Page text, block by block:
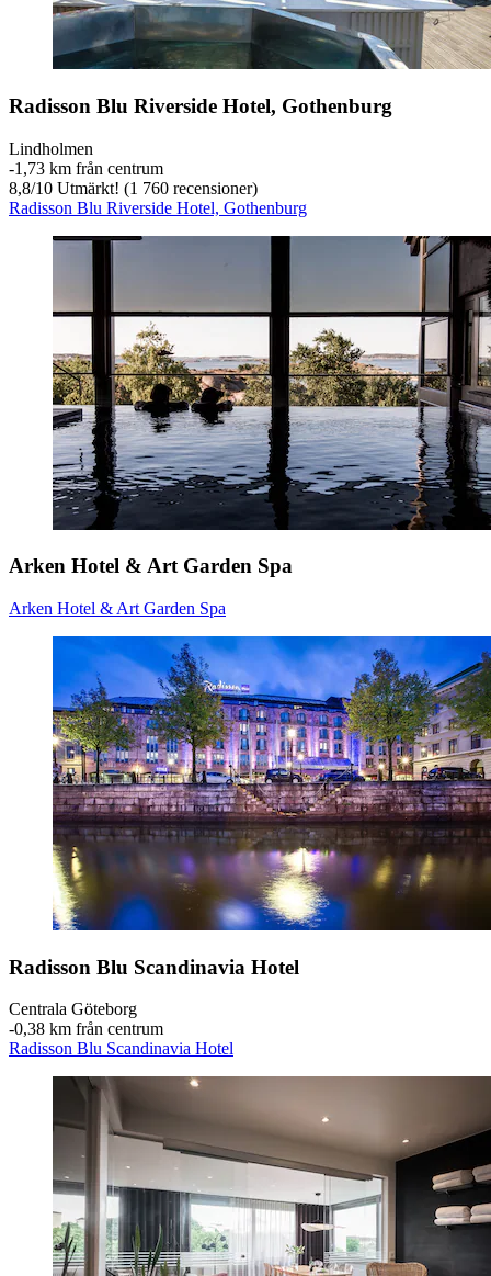
Radisson Blu Riverside Hotel, Gothenburg
Lindholmen
‐1,73 km från centrum
8,8/10 Utmärkt! (1 760 recensioner)
Radisson Blu Riverside Hotel, Gothenburg
Arken Hotel & Art Garden Spa
Arken Hotel & Art Garden Spa
Radisson Blu Scandinavia Hotel
Centrala Göteborg
‐0,38 km från centrum
Radisson Blu Scandinavia Hotel